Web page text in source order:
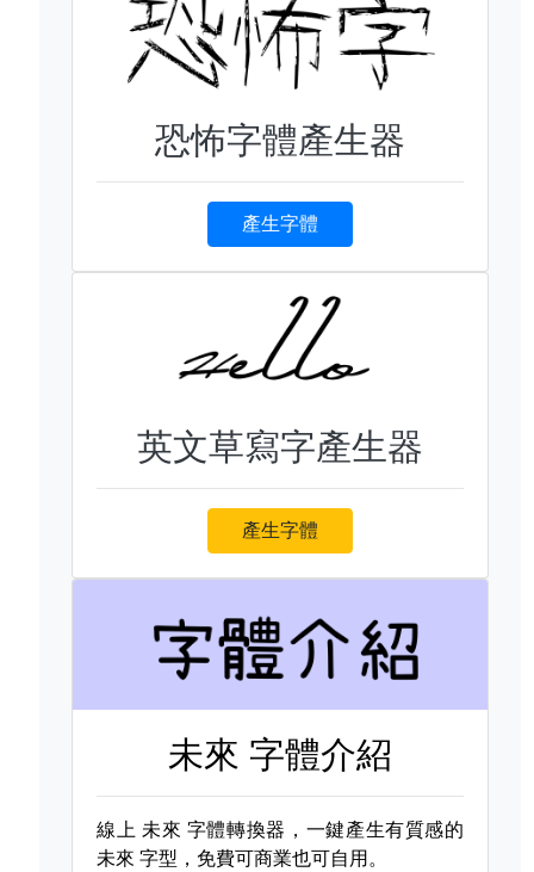
恐怖字體產生器
產生字體
英文草寫字產生器
產生字體
未來 字體介紹
線上 未來 字體轉換器，一鍵產生有質感的
未來 字型，免費可商業也可自用。